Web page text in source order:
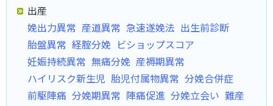
出産
娩出力異常 産道異常 急速遂娩法 出生前診断
胎盤異常 経腟分娩 ビショップスコア
妊娠持続異常 無痛分娩 産褥期異常
ハイリスク新生児 胎児付属物異常 分娩合併症
前駆陣痛 分娩期異常 陣痛促進 分娩立会い 難産